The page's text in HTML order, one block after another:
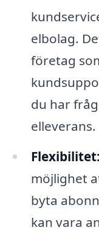
elbolag.
företag
du har
elleverans.
Flexibilitet:
möjlighet
byta
kan vara